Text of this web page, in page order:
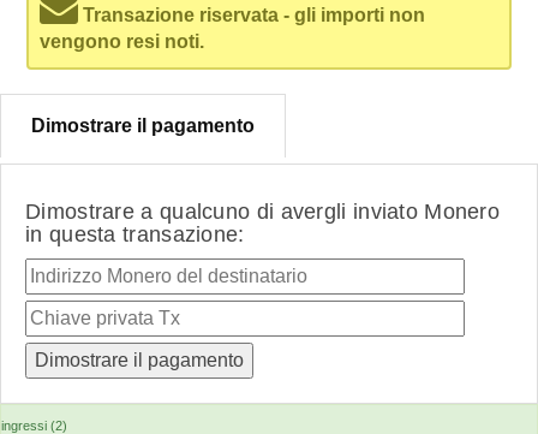
Transazione riservata - gli importi non
vengono resi noti.
Dimostrare il pagamento
Dimostrare a qualcuno di avergli inviato Monero
in questa transazione:
ingressi (2)